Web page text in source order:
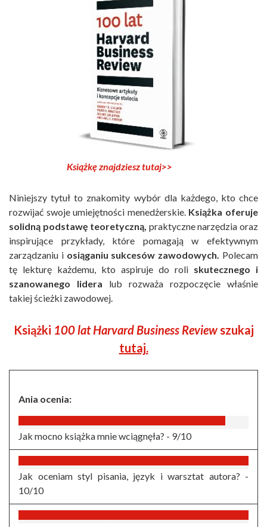
Książkę znajdziesz tutaj>>
Niniejszy tytuł to znakomity wybór dla każdego, kto chce
rozwijać swoje umiejętności menedżerskie.Książka oferuje
solidną podstawę teoretyczną, praktyczne narzędzia oraz
inspirujące przykłady, które pomagają w efektywnym
zarządzaniu i osiąganiu sukcesów zawodowych. Polecam
tę lekturę każdemu, kto aspiruje do roli skutecznego i
szanowanego lidera lub rozważa rozpoczęcie właśnie
takiej ścieżki zawodowej.
Książki 100 lat Harvard Business Reviewszukaj
tutaj.
Ania ocenia:
Jak mocno książka mnie wciągnęła? - 9/10
Jak oceniam styl pisania, język i warsztat autora? -
10/10